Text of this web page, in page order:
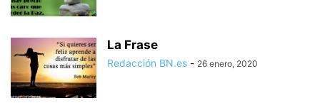
La Frase
Redacción BN.es - 26 enero, 2020